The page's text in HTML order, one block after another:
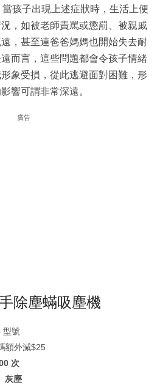
孩子出現上述症狀時，生活上便
，如被老師責罵或懲罰、被親戚
，甚至連爸爸媽媽也開始失去耐
而言，這些問題都會令孩子情緒
象受損，從此逃避面對困難，形
響可謂非常深遠。
廣告
除塵蟎吸塵機
型號
額外減$25
次
灰塵